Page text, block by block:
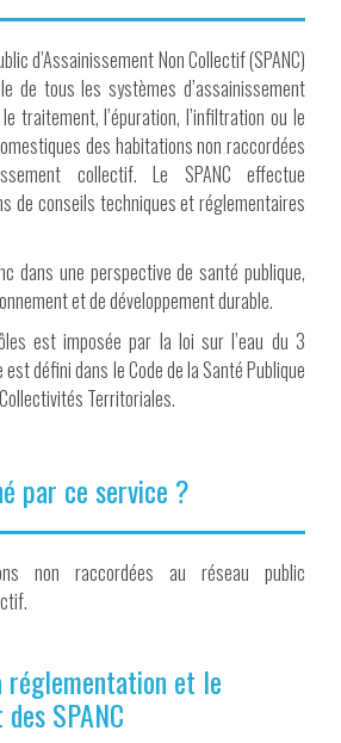
d’Assainissement Non Collectif (SPANC)
de tous les systèmes d’assainissement
traitement, l’épuration, l’infiltration ou le
des habitations non raccordées
collectif. Le SPANC effectue
de conseils techniques et réglementaires
dans une perspective de santé publique,
et de développement durable.
est imposée par la loi sur l’eau du 3
défini dans le Code de la Santé Publique
Territoriales.
par ce service ?
non raccordées au réseau public
réglementation et le
SPANC